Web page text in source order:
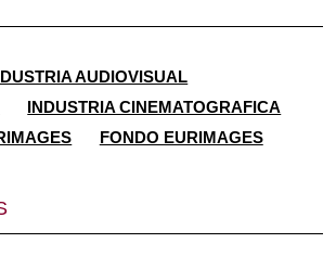
AUDIOVISUAL
INDUSTRIA CINEMATOGRAFICA
FONDO EURIMAGES